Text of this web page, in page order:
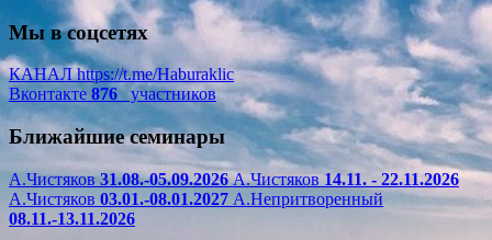
Мы в соцсетях
КАНАЛhttps://t.me/Haburaklic
Вконтакте 876участников
Ближайшие семинары
А.Чистяков31.08.-05.09.2026 А.Чистяков14.11. - 22.11.2026
А.Чистяков 03.01.-08.01.2027 А.Непритворенный
08.11.-13.11.2026